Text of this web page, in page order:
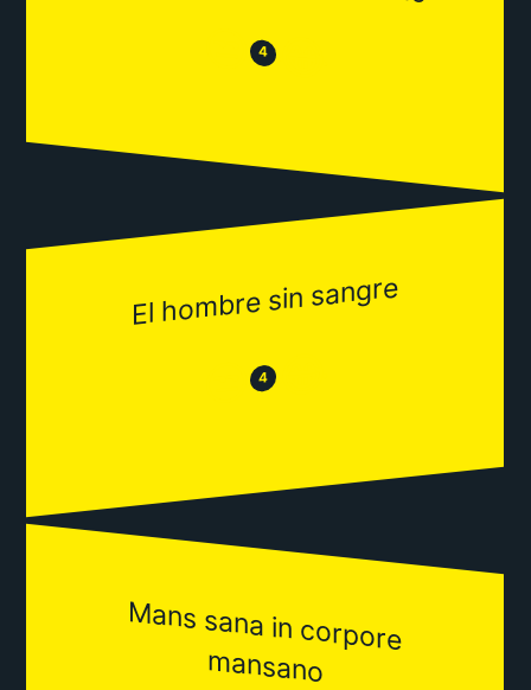
😒 4 😂
El hombre sin sangre
😒 4 😂
M
ans sana in corpore
m
ansano